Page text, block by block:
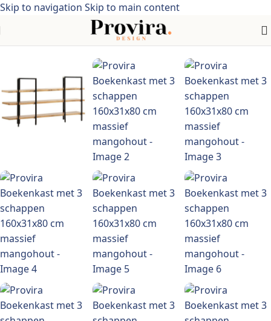
Skip to navigation Skip to main content
industriële stijl